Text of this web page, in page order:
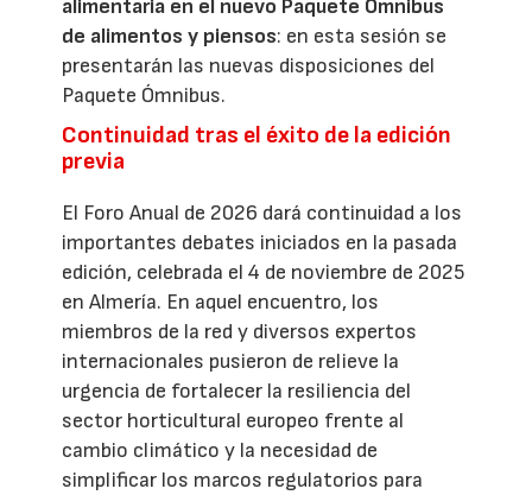
alimentaria en el nuevo Paquete Ómnibus
de alimentos y piensos: en esta sesión se
presentarán las nuevas disposiciones del
Paquete Ómnibus.
Continuidad tras el éxito de la edición
previa
El Foro Anual de 2026 dará continuidad a los
importantes debates iniciados en la pasada
edición, celebrada el 4 de noviembre de 2025
en Almería. En aquel encuentro, los
miembros de la red y diversos expertos
internacionales pusieron de relieve la
urgencia de fortalecer la resiliencia del
sector horticultural europeo frente al
cambio climático y la necesidad de
simplificar los marcos regulatorios para